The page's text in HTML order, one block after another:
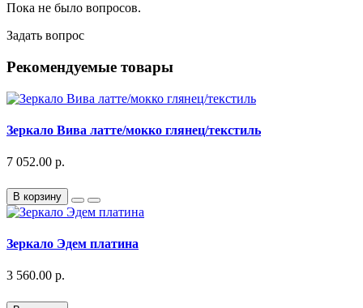
Пока не было вопросов.
Задать вопрос
Рекомендуемые товары
Зеркало Вива латте/мокко глянец/текстиль
7 052.00 р.
В корзину
Зеркало Эдем платина
3 560.00 р.